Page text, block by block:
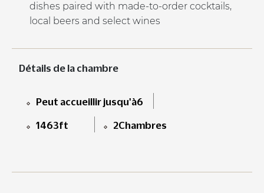
dishes paired with made-to-order cocktails,
local beers and select wines
Détails de la chambre
Peut accueillir jusqu'à6
1463ft 2Chambres